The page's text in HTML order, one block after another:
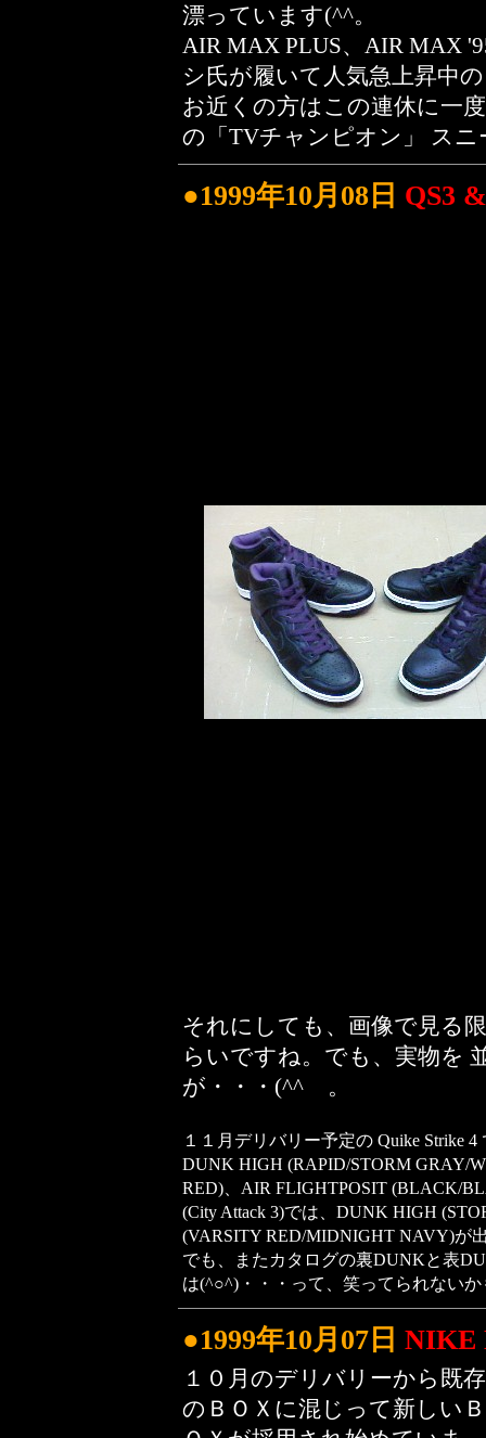
漂っています(^^。
AIR MAX PLUS、AIR MAX
シ氏が履いて人気急上昇中
お近くの方はこの連休に一
の「TVチャンピオン」 ス
●1999年10月08日 QS3
それにしても、画像で見る
らいですね。でも、実物を
が・・・(^^ゞ。
１１月デリバリー予定の Quike Strike 4
DUNK HIGH (RAPID/STORM GRAY/
RED)、AIR FLIGHTPOSIT (BLACK/
(City Attack 3)では、DUNK HIGH
(VARSITY RED/MIDNIGHT NAVY)が
でも、またカタログの裏DUNKと表
は(^○^)・・・って、笑ってられないか
●1999年10月07日 NIKE
１０月のデリバリーから既存
のＢＯＸに混じって新しいＢ